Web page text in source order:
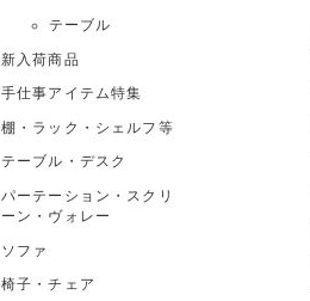
テーブル
新入荷商品
手仕事アイテム特集
棚・ラック・シェルフ等
テーブル・デスク
パーテーション・スクリ
ーン・ヴォレー
ソファ
椅子・チェア